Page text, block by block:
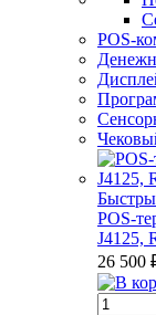
POS-
POS-
J4125,
26 500